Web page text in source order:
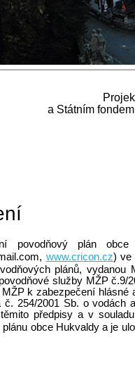
a Státním
povodňový plán
www.cricon.cz) ve
plánů,
služby MŽP
k zabezpečení hlásné
č. 254/2001 Sb. o
předpisy a v
plánu obce Hukvaldy a je